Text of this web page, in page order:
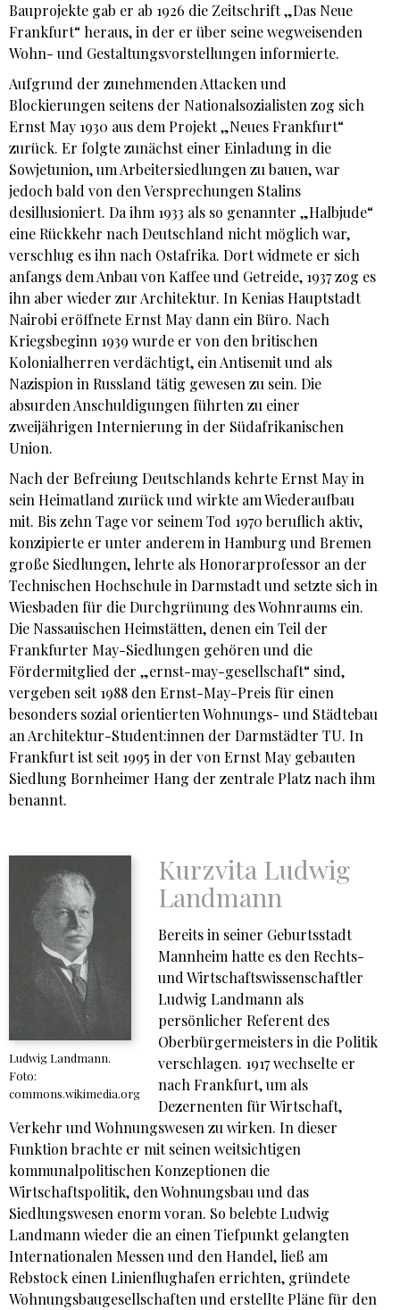
Bauprojekte gab er ab 1926 die Zeitschrift „Das Neue
Frankfurt“ heraus, in der er über seine wegweisenden
Wohn- und Gestaltungsvorstellungen informierte.
Aufgrund der zunehmenden Attacken und
Blockierungen seitens der Nationalsozialisten zog sich
Ernst May 1930 aus dem Projekt „Neues Frankfurt“
zurück. Er folgte zunächst einer Einladung in die
Sowjetunion, um Arbeitersiedlungen zu bauen, war
jedoch bald von den Versprechungen Stalins
desillusioniert. Da ihm 1933 als so genannter „Halbjude“
eine Rückkehr nach Deutschland nicht möglich war,
verschlug es ihn nach Ostafrika. Dort widmete er sich
anfangs dem Anbau von Kaffee und Getreide, 1937 zog es
ihn aber wieder zur Architektur. In Kenias Hauptstadt
Nairobi eröffnete Ernst May dann ein Büro. Nach
Kriegsbeginn 1939 wurde er von den britischen
Kolonialherren verdächtigt, ein Antisemit und als
Nazispion in Russland tätig gewesen zu sein. Die
absurden Anschuldigungen führten zu einer
zweijährigen Internierung in der Südafrikanischen
Union.
Nach der Befreiung Deutschlands kehrte Ernst May in
sein Heimatland zurück und wirkte am Wiederaufbau
mit. Bis zehn Tage vor seinem Tod 1970 beruflich aktiv,
konzipierte er unter anderem in Hamburg und Bremen
große Siedlungen, lehrte als Honorarprofessor an der
Technischen Hochschule in Darmstadt und setzte sich in
Wiesbaden für die Durchgrünung des Wohnraums ein.
Die Nassauischen Heimstätten, denen ein Teil der
Frankfurter May-Siedlungen gehören und die
Fördermitglied der „ernst-may-gesellschaft“ sind,
vergeben seit 1988 den Ernst-May-Preis für einen
besonders sozial orientierten Wohnungs- und Städtebau
an Architektur-Student:innen der Darmstädter TU. In
Frankfurt ist seit 1995 in der von Ernst May gebauten
Siedlung Bornheimer Hang der zentrale Platz nach ihm
benannt.
Ludwig Landmann.
Foto:
commons.wikimedia.org
Kurzvita Ludwig
Landmann
Bereits in seiner Geburtsstadt
Mannheim hatte es den Rechts-
und Wirtschaftswissenschaftler
Ludwig Landmann als
persönlicher Referent des
Oberbürgermeisters in die Politik
verschlagen. 1917 wechselte er
nach Frankfurt, um als
Dezernenten für Wirtschaft,
Verkehr und Wohnungswesen zu wirken. In dieser
Funktion brachte er mit seinen weitsichtigen
kommunalpolitischen Konzeptionen die
Wirtschaftspolitik, den Wohnungsbau und das
Siedlungswesen enorm voran. So belebte Ludwig
Landmann wieder die an einen Tiefpunkt gelangten
Internationalen Messen und den Handel, ließ am
Rebstock einen Linienflughafen errichten, gründete
Wohnungsbaugesellschaften und erstellte Pläne für den